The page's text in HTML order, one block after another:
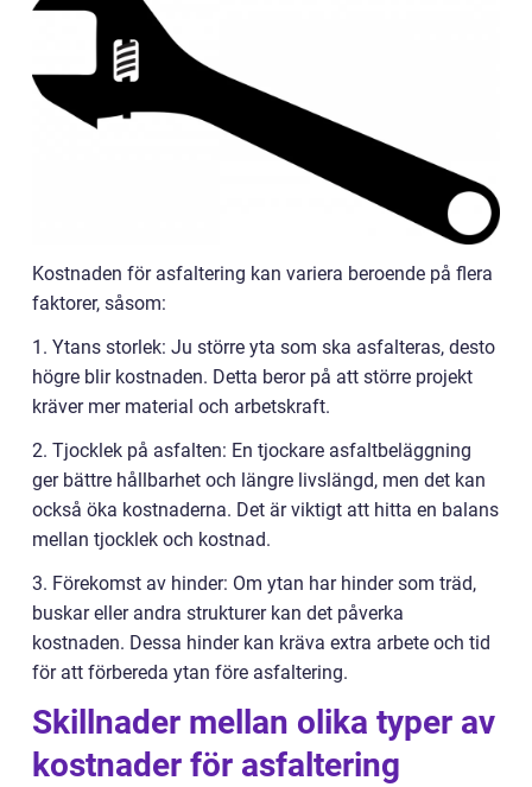
Kostnaden för asfaltering kan variera beroende på flera
faktorer, såsom:
1. Ytans storlek: Ju större yta som ska asfalteras, desto
högre blir kostnaden. Detta beror på att större projekt
kräver mer material och arbetskraft.
2. Tjocklek på asfalten: En tjockare asfaltbeläggning
ger bättre hållbarhet och längre livslängd, men det kan
också öka kostnaderna. Det är viktigt att hitta en balans
mellan tjocklek och kostnad.
3. Förekomst av hinder: Om ytan har hinder som träd,
buskar eller andra strukturer kan det påverka
kostnaden. Dessa hinder kan kräva extra arbete och tid
för att förbereda ytan före asfaltering.
Skillnader mellan olika typer av
kostnader för asfaltering